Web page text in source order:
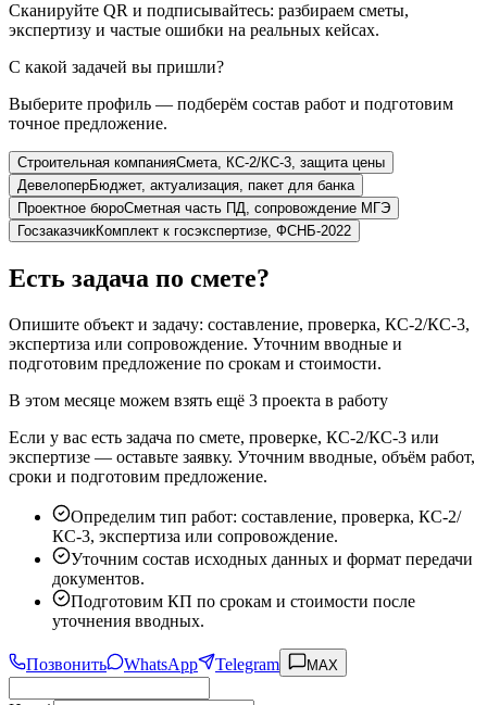
Сканируйте QR и подписывайтесь: разбираем сметы,
экспертизу и частые ошибки на реальных кейсах.
С какой задачей вы пришли?
Выберите профиль — подберём состав работ и подготовим
точное предложение.
Строительная компанияСмета, КС-2/КС-3, защита цены
ДевелоперБюджет, актуализация, пакет для банка
Проектное бюроСметная часть ПД, сопровождение МГЭ
ГосзаказчикКомплект к госэкспертизе, ФСНБ-2022
Есть задача по смете?
Опишите объект и задачу: составление, проверка, КС-2/КС-3,
экспертиза или сопровождение. Уточним вводные и
подготовим предложение по срокам и стоимости.
В этом месяце можем взять ещё 3 проекта в работу
Если у вас есть задача по смете, проверке, КС-2/КС-3 или
экспертизе — оставьте заявку. Уточним вводные, объём работ,
сроки и подготовим предложение.
Определим тип работ: составление, проверка, КС-2/
КС-3, экспертиза или сопровождение.
Уточним состав исходных данных и формат передачи
документов.
Подготовим КП по срокам и стоимости после
уточнения вводных.
Позвонить WhatsApp Telegram MAX